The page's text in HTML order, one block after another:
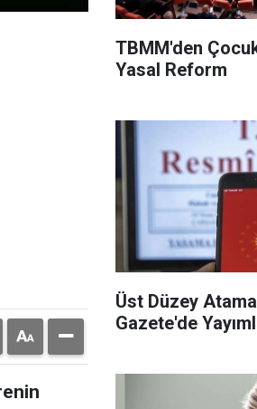
TBMM'den
Yasal Reform
Üst Düzey
Gazete'de